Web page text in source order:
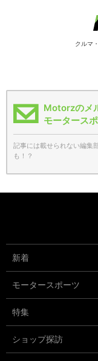
クルマ
Motorzのメ
モータース
記事には載せられない編集
も！？
新着
モータースポーツ
特集
ショップ探訪